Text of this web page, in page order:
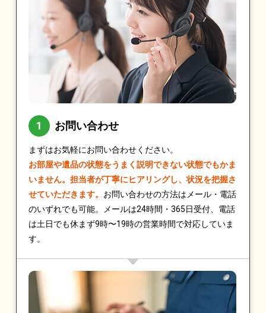
お問い合わせ
まずはお気軽にお問い合わせください。
お部屋や遺品の状態をうまく説明できない状態でもかま
いません。担当者が丁寧にヒアリングし、状況を把握さ
せていただきます。 お問い合わせの方法はメール・電話
のいずれでも可能。メールは24時間・365日受付、電話
は土日でも休まず9時〜19時の営業時間で対応していま
す。